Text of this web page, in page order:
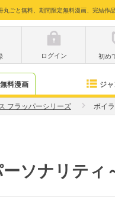
ごと無料、期間限定無料漫画、完結作
ログイン 初め
無料漫画 ジ
フラッパーシリーズ ボイ
ソナリティ